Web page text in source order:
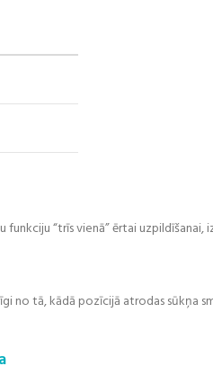
“trīs vienā” ērtai
no tā, kādā pozīcijā atrodas